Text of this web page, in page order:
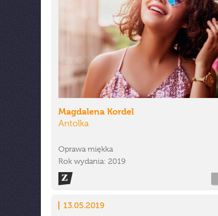
Magdalena Kordel
Antolka
Oprawa miękka
Rok wydania: 2019
13.05.2019